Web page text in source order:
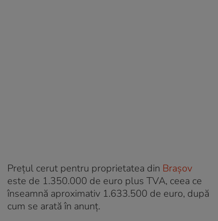
Prețul cerut pentru proprietatea din Brașov
este de 1.350.000 de euro plus TVA, ceea ce
înseamnă aproximativ 1.633.500 de euro, după
cum se arată în anunț.